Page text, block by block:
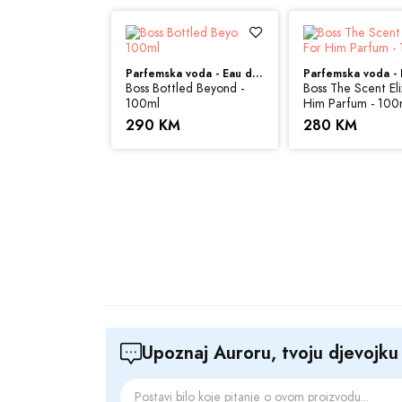
Zapremina:100
Sve cijene na
ovom sajtu budu
Parfemska voda - Eau de Parfum (EDP)
Boss Bottled Beyond -
100ml
290 KM
Boss The Scent
Him Parfum -
280 KM
Upoznaj Auroru, tvoju